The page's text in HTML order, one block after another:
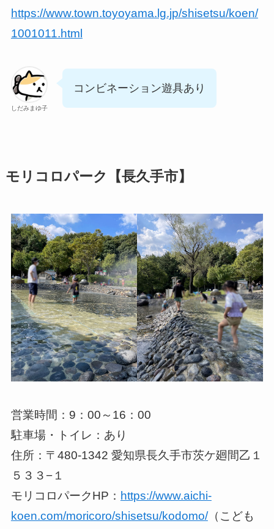
https://www.town.toyoyama.lg.jp/shisetsu/koen/
1001011.html
しだみまゆ子
コンビネーション遊具あり
モリコロパーク【長久手市】
営業時間：9：00～16：00
駐車場・トイレ：あり
住所：〒480-1342 愛知県長久手市茨ケ廻間乙１
５３３−１
モリコロパークHP： https://www.aichi-
koen.com/moricoro/shisetsu/kodomo/（こども